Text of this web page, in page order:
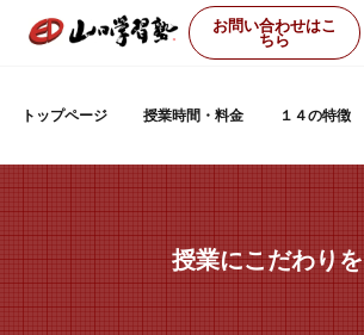
お問い合わせはこ
ちら
トップページ 授業時間・料金 １４の特徴
授業にこだわりを